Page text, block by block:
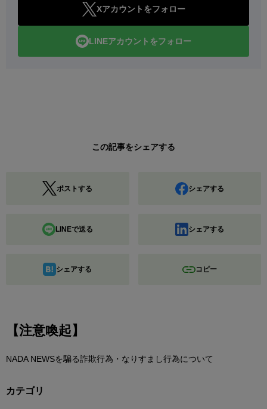
Xアカウントをフォロー
LINEアカウントをフォロー
この記事をシェアする
ポストする シェアする
LINEで送る シェアする
シェアする コピー
【注意喚起】
NADA NEWSを騙る詐欺行為・なりすまし行為について
カテゴリ